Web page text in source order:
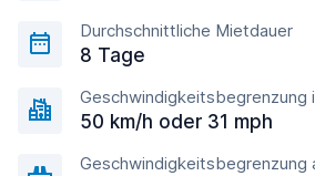
Durchschnittliche Mietdauer
8 Tage
Geschwindigkeitsbegrenzung
50 km/h oder 31 mph
Geschwindigkeitsbegrenzung